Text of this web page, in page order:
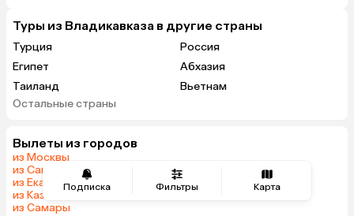
Подписка Фильтры Карта
Туры из Владикавказа в другие страны
Турция
Россия
Египет
Абхазия
Таиланд
Вьетнам
ОАЭ
Шри-Ланка
Азербайджан
Индия
Сербия
Катар
Остальные страны
Вылеты из городов
из Москвы
из Санкт-Петербурга
из Екатеринбурга
из Казани
из Самары